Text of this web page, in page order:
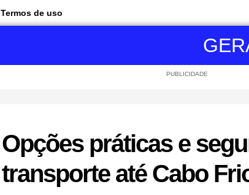
Termos de uso
PUBLICIDADE
Opções práticas e
transporte até Cabo